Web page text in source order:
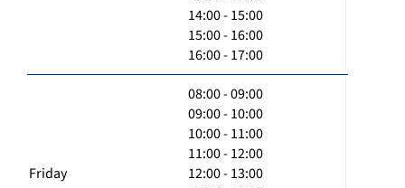
14:00 - 15:00
15:00 - 16:00
16:00 - 17:00
Friday
08:00 - 09:00
09:00 - 10:00
10:00 - 11:00
11:00 - 12:00
12:00 - 13:00